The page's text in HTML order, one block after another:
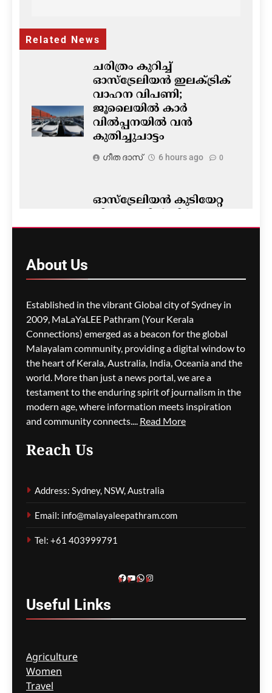
Related News
ചരിത്രം കുറിച്ച്
ഓസ്‌ട്രേലിയൻ ഇലക്ട്രിക്
വാഹന വിപണി;
ജൂലൈയിൽ കാർ
വിൽപ്പനയിൽ വൻ
കുതിച്ചുചാട്ടം
ഗീത ദാസ്‌ 6 hours ago 0
ഓസ്‌ട്രേലിയൻ കുടിയേറ്റ
മാറ്റം- ഡയറക്ഷൻ 119′
ഗീത ദാസ്‌ 6 hours ago 0
പോർട്ട് അഡലെയ്ഡിൽ
സൾഫർ തീപിടിത്തം;
വിഷപുക പടരുന്നു,
അടിയന്തര ഒഴിപ്പിക്കൽ
നിർദേശം
ഗീത ദാസ്‌ 6 hours ago 0
പ്രശ്നങ്ങൾ
മറച്ചുവെക്കപ്പെടുന്നുവെന്ന്
വിദഗ്ദ്ധർ
ഗീത ദാസ്‌
About Us
Established in the vibrant Global city of Sydney in
2009, MaLaYaLEE Pathram (Your Kerala
Connections) emerged as a beacon for the global
Malayalam community, providing a digital window to
the heart of Kerala, Australia, India, Oceania and the
world. More than just a news portal, we are a
testament to the enduring spirit of journalism in the
modern age, where information meets inspiration
and community connects.... Read More
Reach Us
Address: Sydney, NSW, Australia
Email: info@malayaleepathram.com
Tel: +61 403999791
Facebook
YouTube
WhatsApp
Instagram
Useful Links
Agriculture
Women
Travel